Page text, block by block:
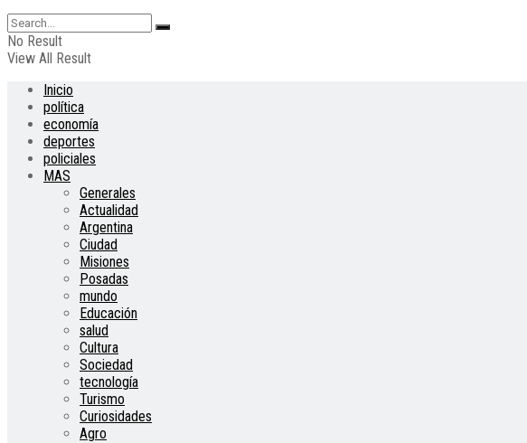
No Result
View All Result
Inicio
política
economía
deportes
policiales
MAS
Generales
Actualidad
Argentina
Ciudad
Misiones
Posadas
mundo
Educación
salud
Cultura
Sociedad
tecnología
Turismo
Curiosidades
Agro